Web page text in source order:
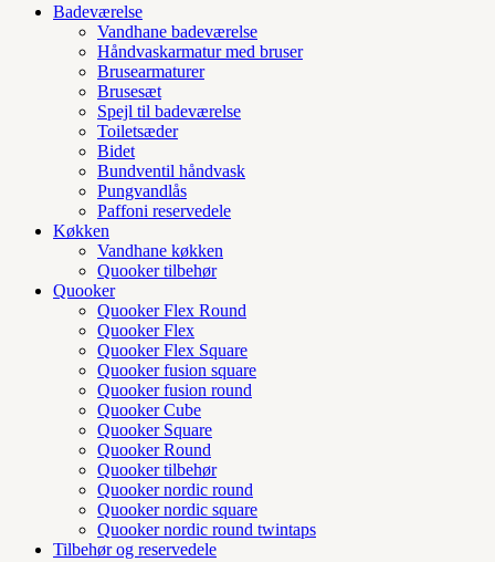
Badeværelse
Vandhane badeværelse
Håndvaskarmatur med bruser
Brusearmaturer
Brusesæt
Spejl til badeværelse
Toiletsæder
Bidet
Bundventil håndvask
Pungvandlås
Paffoni reservedele
Køkken
Vandhane køkken
Quooker tilbehør
Quooker
Quooker Flex Round
Quooker Flex
Quooker Flex Square
Quooker fusion square
Quooker fusion round
Quooker Cube
Quooker Square
Quooker Round
Quooker tilbehør
Quooker nordic round
Quooker nordic square
Quooker nordic round twintaps
Tilbehør og reservedele